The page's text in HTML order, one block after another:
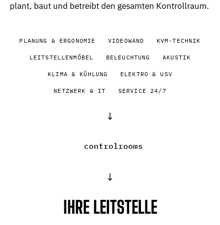
plant, baut und betreibt den gesamten Kontrollraum.
PLANUNG & ERGONOMIE VIDEOWAND KVM-TECHNIK
LEITSTELLENMÖBEL BELEUCHTUNG AKUSTIK
KLIMA & KÜHLUNG ELEKTRO & USV
NETZWERK & IT SERVICE 24/7
↓
controlrooms
↓
IHRE LEITSTELLE